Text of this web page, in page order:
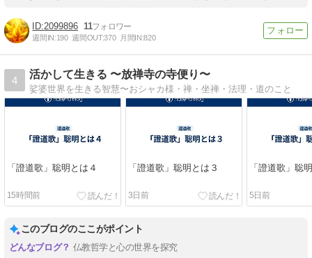
2099896 11
週間IN:190 週間OUT:370 月間IN:820
4
活かして生きる 〜放禅寺の寺便り〜
娑婆世界を生きる智慧〜おシャカ様・禅・坐禅・法理・道のこと
「證道歌」聡明とは４
15時間前
「證道歌」聡明とは３
3日前
「證道歌」聡
5日前
このブログのここがポイント
仏教哲学と心の世界を探究